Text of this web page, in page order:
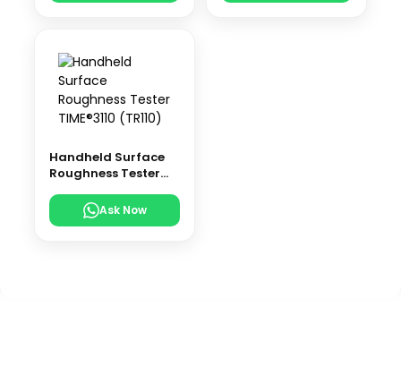
Handheld Surface
Roughness Tester
Ask Now